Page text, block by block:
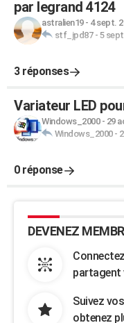
par legrand 4124
astralien19- 4 sept.
stf_jpd87- 5
3 réponses
Variateur LED
Windows_2000- 29
Windows_2000-
0 réponse
DEVENEZ
partagent
Suivez
obtenez